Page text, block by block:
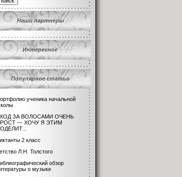
Наши партнеры
Интересное
Популярное статьи
ученика начальной
ЗА ВОЛОСАМИ ОЧЕНЬ
— ХОЧУ Я ЭТИМ
2 класс
Л.Н. Толстого
обзор
о музыке